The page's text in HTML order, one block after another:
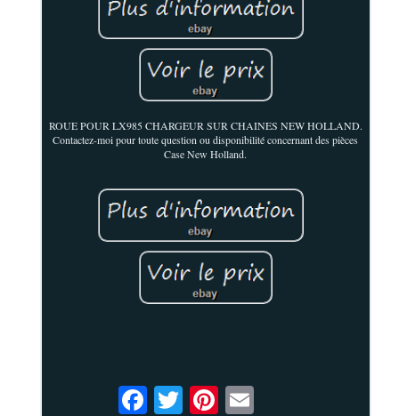
ROUE POUR LX985 CHARGEUR SUR CHAINES NEW HOLLAND.
Contactez-moi pour toute question ou disponibilité concernant des pièces
Case New Holland.